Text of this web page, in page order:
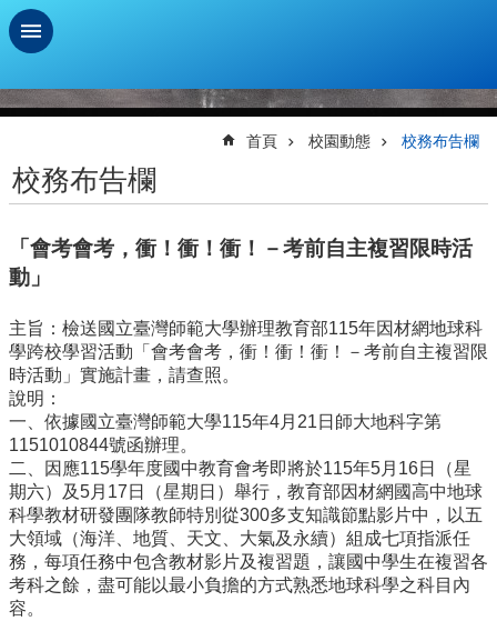
跳到主要內容區塊
階
學
扶
助
驗
新
生
資
訊
及
總
量
管
制
辦
法
首頁 校園動態 校務布告欄
校務布告欄
「會考會考，衝！衝！衝！－考前自主複習限時活
動」
主旨：檢送國立臺灣師範大學辦理教育部115年因材網地球科
學跨校學習活動「會考會考，衝！衝！衝！－考前自主複習限
時活動」實施計畫，請查照。
說明：
一、依據國立臺灣師範大學115年4月21日師大地科字第
1151010844號函辦理。
二、因應115學年度國中教育會考即將於115年5月16日（星
期六）及5月17日（星期日）舉行，教育部因材網國高中地球
科學教材研發團隊教師特別從300多支知識節點影片中，以五
大領域（海洋、地質、天文、大氣及永續）組成七項指派任
務，每項任務中包含教材影片及複習題，讓國中學生在複習各
考科之餘，盡可能以最小負擔的方式熟悉地球科學之科目內
容。